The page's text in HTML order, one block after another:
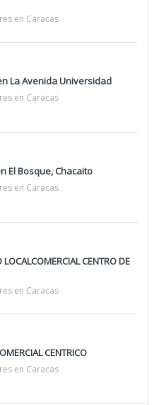
en Caracas
La Avenida Universidad
en Caracas
El Bosque, Chacaito
en Caracas
CENTRO DE
en Caracas
CENTRICO
en Caracas